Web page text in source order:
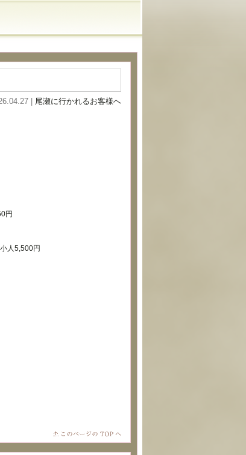
| 尾瀬に行かれるお客様へ
円
人5,500円